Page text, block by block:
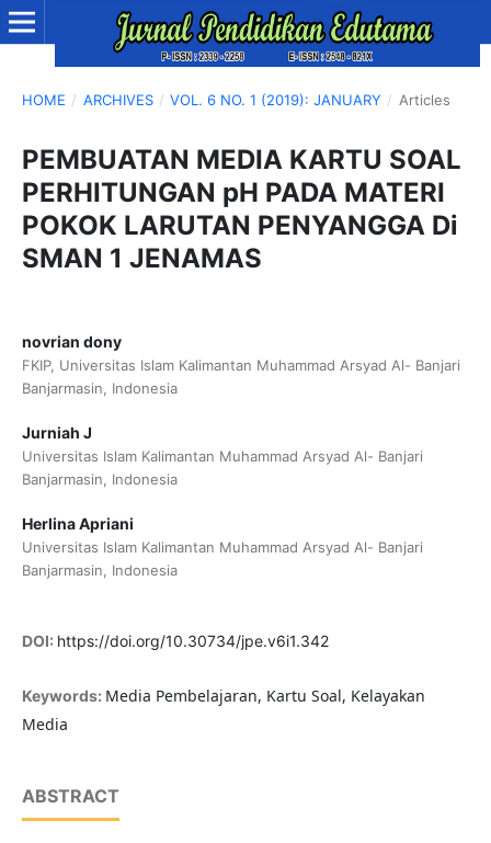
HOME / ARCHIVES / VOL. 6 NO. 1 (2019): JANUARY / Articles
PEMBUATAN MEDIA KARTU SOAL
PERHITUNGAN pH PADA MATERI
POKOK LARUTAN PENYANGGA Di
SMAN 1 JENAMAS
novrian dony
FKIP, Universitas Islam Kalimantan Muhammad Arsyad Al- Banjari
Banjarmasin, Indonesia
Jurniah J
Universitas Islam Kalimantan Muhammad Arsyad Al- Banjari
Banjarmasin, Indonesia
Herlina Apriani
Universitas Islam Kalimantan Muhammad Arsyad Al- Banjari
Banjarmasin, Indonesia
DOI: https://doi.org/10.30734/jpe.v6i1.342
Keywords: Media Pembelajaran, Kartu Soal, Kelayakan
Media
ABSTRACT